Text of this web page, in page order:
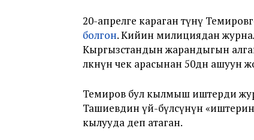
20-апрелге караган түнү
болгон. Кийин милициядан
Кыргызстандын жарандыгын
өлкөнүн чек арасынан 50дөн ашуун
Темиров бул кылмыш иштерди
Ташиевдин үй-бүлөсүнүн
кылууда деп атаган.